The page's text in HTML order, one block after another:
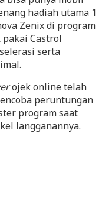
hadiah utama 1
Zenix di program
pakai Castrol
serta
ojek online telah
peruntungan
program saat
langganannya.